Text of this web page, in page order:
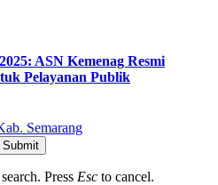
ASN Kemenag Resmi
Pelayanan Publik
Semarang
Submit
Press Esc to cancel.